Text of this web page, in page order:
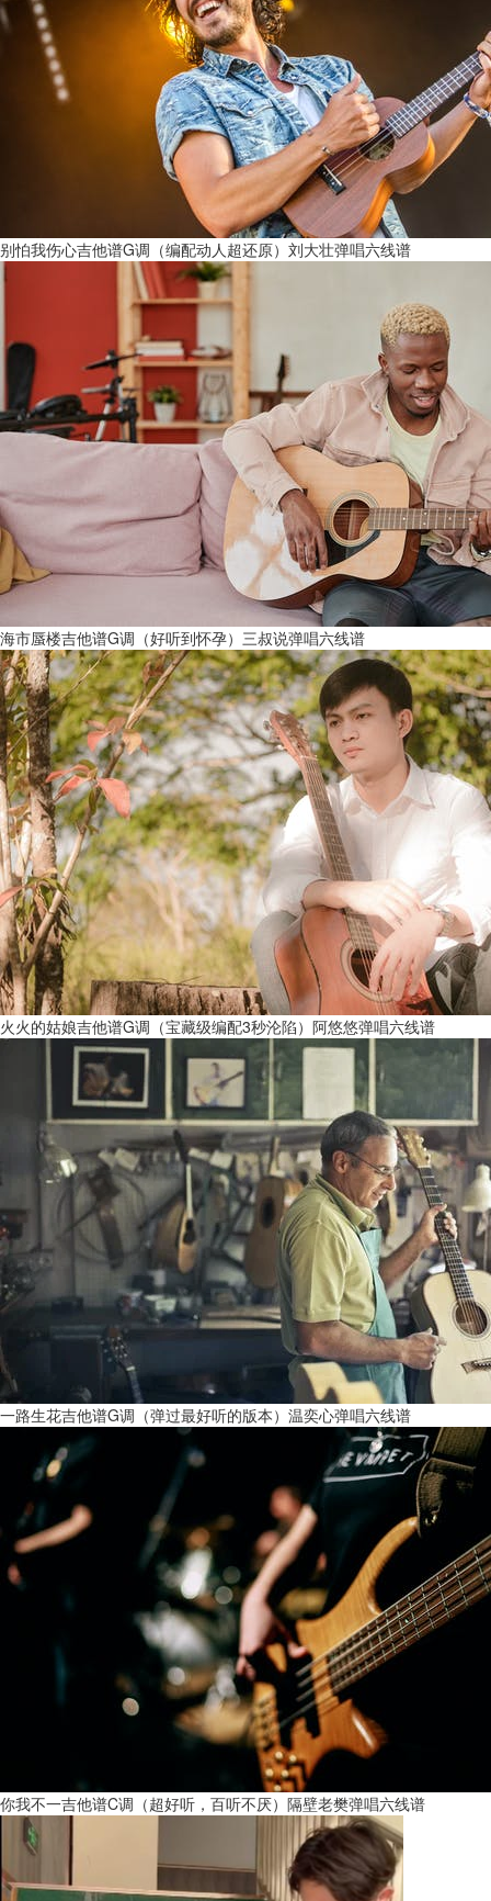
别怕我伤心吉他谱G调（编配动人超还原）刘大壮弹唱六线谱
海市蜃楼吉他谱G调（好听到怀孕）三叔说弹唱六线谱
火火的姑娘吉他谱G调（宝藏级编配3秒沦陷）阿悠悠弹唱六线谱
一路生花吉他谱G调（弹过最好听的版本）温奕心弹唱六线谱
你我不一吉他谱C调（超好听，百听不厌）隔壁老樊弹唱六线谱